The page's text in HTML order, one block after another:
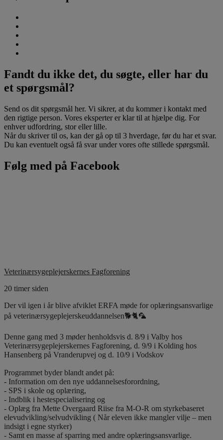
Fandt du ikke det, du søgte, eller har du
et spørgsmål?
Send os dit spørgsmål her. Vi sikrer, at du kommer i kontakt med
den rigtige person. Vores eksperter er klar til at hjælpe dig. For
enhver udfordring, stor eller lille.
Når du skriver til os, kan der gå op til 3 hverdage, før du har et svar.
Du kan eventuelt også få svar under vores ofte stillede spørgsmål.
Følg med på Facebook
Veterinærsygeplejerskernes Fagforening
20 timer siden
Der vil igen i år blive afviklet ERFA møde for oplæringsansvarlige
på veterinærsygeplejerskeuddannelsen🐕🐈🦜
Denne gang med 3 møder henholdsvis d. 8/9 i Valby hos
Veterinærsygeplejerskernes Fagforening, d. 9/9 i Kolding hos
Hansenberg på Vranderupvej og d. 10/9 i Vodskov
Programmet byder blandt andet på:
- Information om den nye uddannelsesforordning,
- SPS i skole og oplæring,
- Indblik i hestespecialisering og
- Oplæg fra Mette Overgaard Riise fra M-O-R om styrkebaseret
elevudvikling/selvudvikling ( Når eleven ikke mangler vilje – men
indsigt i egne styrker)
- Samt en masse af sparring med andre oplæringsansvarlige.